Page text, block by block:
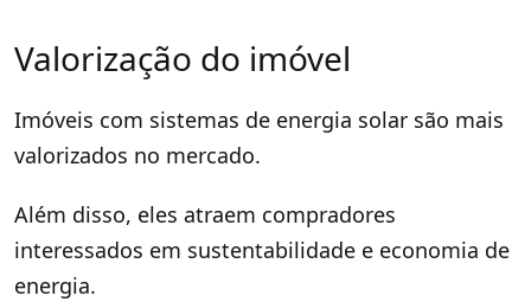
Valorização do imóvel
Imóveis com sistemas de energia solar são mais
valorizados no mercado.
Além disso, eles atraem compradores
interessados em sustentabilidade e economia de
energia.